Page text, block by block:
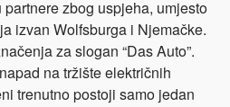
zbog uspjeha, umjesto
izvan Wolfsburga i Njemačke.
za slogan “Das Auto”.
na tržište električnih
trenutno postoji samo jedan